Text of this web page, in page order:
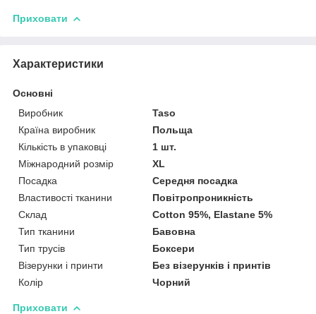
Приховати
Характеристики
Основні
Виробник
Taso
Країна виробник
Польща
Кількість в упаковці
1 шт.
Міжнародний розмір
XL
Посадка
Середня посадка
Властивості тканини
Повітропроникність
Склад
Cotton 95%, Elastane 5%
Тип тканини
Бавовна
Тип трусів
Боксери
Візерунки і принти
Без візерунків і принтів
Колір
Чорний
Приховати